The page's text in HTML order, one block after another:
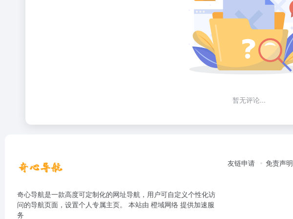
暂无评论...
奇心导航是一款高度可定制化的网址导航，用户可自定义个性化访
问的导航页面，设置个人专属主页。 本站由 橙域网络 提供加速服
务
友链申请 免责声明